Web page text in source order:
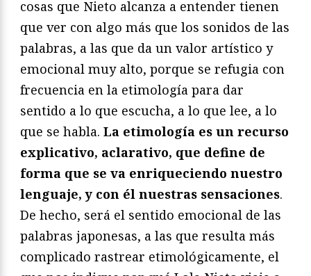
cosas que Nieto alcanza a entender tienen
que ver con algo más que los sonidos de las
palabras, a las que da un valor artístico y
emocional muy alto, porque se refugia con
frecuencia en la etimología para dar
sentido a lo que escucha, a lo que lee, a lo
que se habla. La etimología es un recurso
explicativo, aclarativo, que define de
forma que se va enriqueciendo nuestro
lenguaje, y con él nuestras sensaciones.
De hecho, será el sentido emocional de las
palabras japonesas, a las que resulta más
complicado rastrear etimológicamente, el